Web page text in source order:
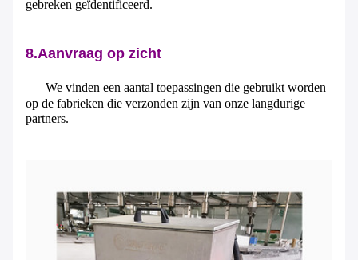
gebreken geïdentificeerd.
8.Aanvraag op zicht
We vinden een aantal toepassingen die gebruikt worden
op de fabrieken die verzonden zijn van onze langdurige
partners.